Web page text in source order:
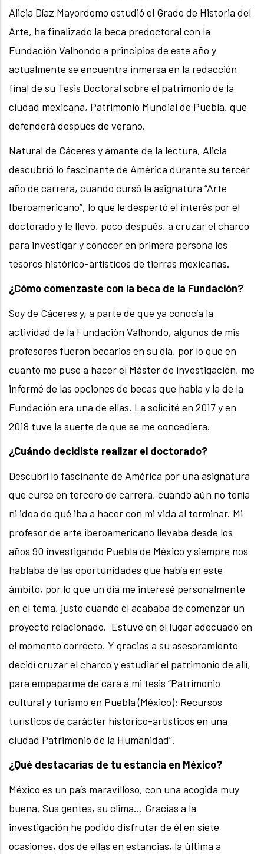
Alicia Díaz Mayordomo estudió el Grado de Historia del
Arte, ha finalizado la beca predoctoral con la
Fundación Valhondo a principios de este año y
actualmente se encuentra inmersa en la redacción
final de su Tesis Doctoral sobre el patrimonio de la
ciudad mexicana, Patrimonio Mundial de Puebla, que
defenderá después de verano.
Natural de Cáceres y amante de la lectura, Alicia
descubrió lo fascinante de América durante su tercer
año de carrera, cuando cursó la asignatura “Arte
Iberoamericano”, lo que le despertó el interés por el
doctorado y le llevó, poco después, a cruzar el charco
para investigar y conocer en primera persona los
tesoros histórico-artísticos de tierras mexicanas.
¿Cómo comenzaste con la beca de la Fundación?
Soy de Cáceres y, a parte de que ya conocía la
actividad de la Fundación Valhondo, algunos de mis
profesores fueron becarios en su día, por lo que en
cuanto me puse a hacer el Máster de investigación, me
informé de las opciones de becas que había y la de la
Fundación era una de ellas. La solicité en 2017 y en
2018 tuve la suerte de que se me concediera.
¿Cuándo decidiste realizar el doctorado?
Descubrí lo fascinante de América por una asignatura
que cursé en tercero de carrera, cuando aún no tenía
ni idea de qué iba a hacer con mi vida al terminar. Mi
profesor de arte iberoamericano llevaba desde los
años 90 investigando Puebla de México y siempre nos
hablaba de las oportunidades que había en este
ámbito, por lo que un día me interesé personalmente
en el tema, justo cuando él acababa de comenzar un
proyecto relacionado. Estuve en el lugar adecuado en
el momento correcto. Y gracias a su asesoramiento
decidí cruzar el charco y estudiar el patrimonio de allí,
para empaparme de cara a mi tesis “Patrimonio
cultural y turismo en Puebla (México): Recursos
turísticos de carácter histórico-artísticos en una
ciudad Patrimonio de la Humanidad”.
¿Qué destacarías de tu estancia en México?
México es un país maravilloso, con una acogida muy
buena. Sus gentes, su clima… Gracias a la
investigación he podido disfrutar de él en siete
ocasiones, dos de ellas en estancias, la última a